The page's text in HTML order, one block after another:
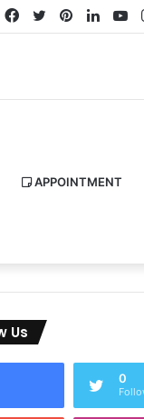
Pinterest
Twitter
Facebook
APPOINTMENT
Us
0